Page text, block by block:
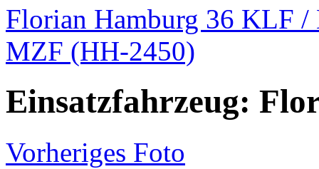
Florian Hamburg 36 KLF
MZF (HH-2450)
Einsatzfahrzeug:
Vorheriges Foto